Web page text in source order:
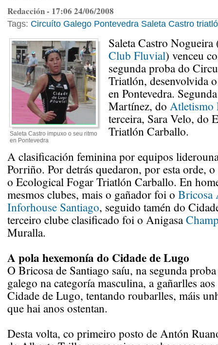
Redacción - 17:06 24/06/2008
Tags: Circuíto Galego Pontevedra Saleta Castro
Saleta Castro impuxo o seu ritmo
en Pontevedra
Saleta Castro Nogueira
Club Fluvial) venceu
segunda proba do
Triatlón, desenvolvida
en Pontevedra.
Martínez, do Atletismo
terceira, Sara Velo, do
Triatlón Carballo.
A clasificación feminina por equipos
Porriño. Por detrás quedaron, por esta orde,
o Ecological Fogar Triatlón Carballo. En
mesmos clubes, mais o gañador foi o Bricosa
Inforhouse Santiago, seguido tamén do
terceiro clube clasificado foi o Anigasa
Muralla.
A pola hexemonía do Cidade de Lugo
O Bricosa de Santiago saíu, na segunda
galego na categoría masculina, a gañarlles
Cidade de Lugo, tentando roubarlles, máis
que hai anos ostentan.
Desta volta, co primeiro posto de Antón